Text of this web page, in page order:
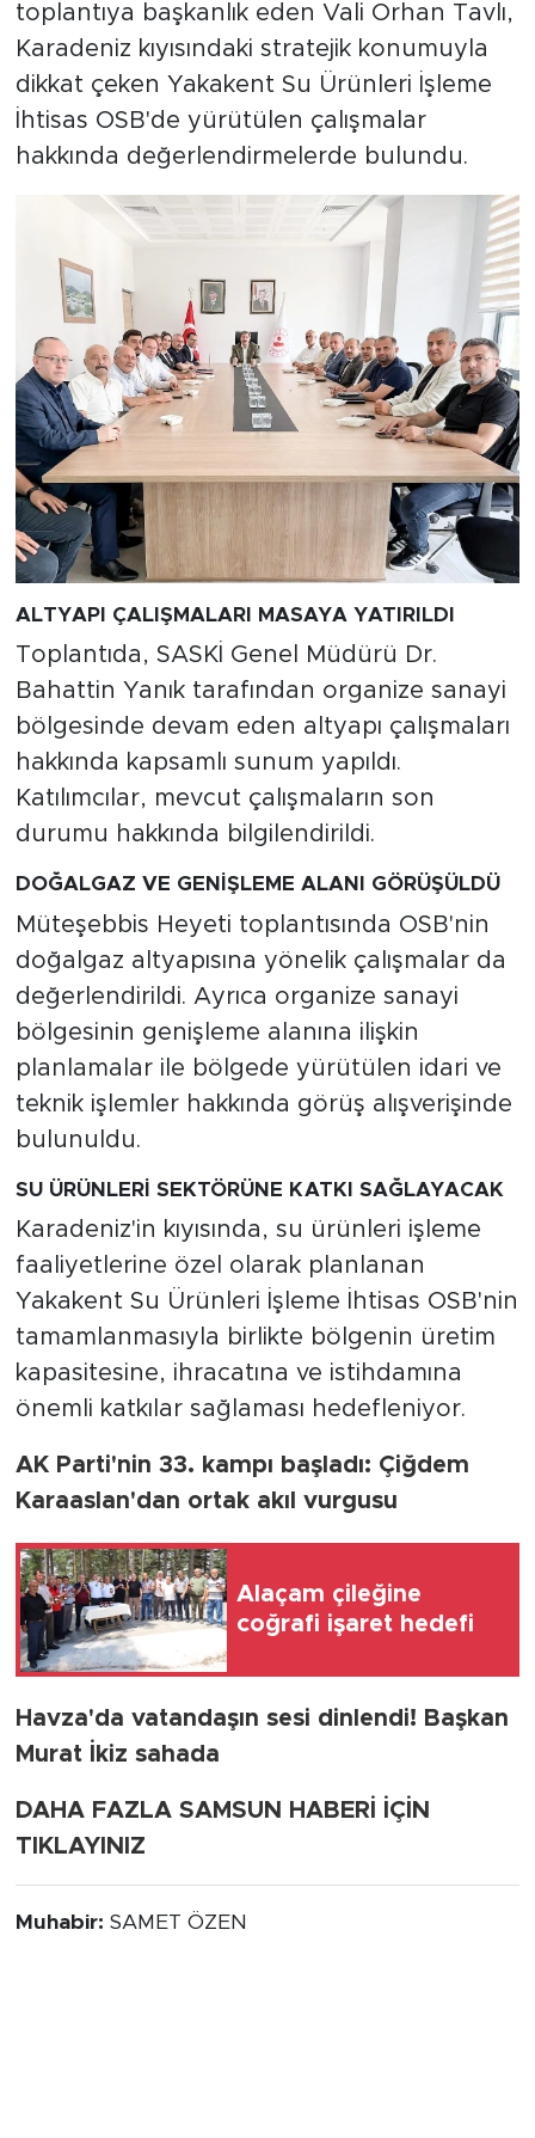
toplantıya başkanlık eden Vali Orhan Tavlı,
Karadeniz kıyısındaki stratejik konumuyla
dikkat çeken Yakakent Su Ürünleri İşleme
İhtisas OSB'de yürütülen çalışmalar
hakkında değerlendirmelerde bulundu.
ALTYAPI ÇALIŞMALARI MASAYA YATIRILDI
Toplantıda, SASKİ Genel Müdürü Dr.
Bahattin Yanık tarafından organize sanayi
bölgesinde devam eden altyapı çalışmaları
hakkında kapsamlı sunum yapıldı.
Katılımcılar, mevcut çalışmaların son
durumu hakkında bilgilendirildi.
DOĞALGAZ VE GENİŞLEME ALANI GÖRÜŞÜLDÜ
Müteşebbis Heyeti toplantısında OSB'nin
doğalgaz altyapısına yönelik çalışmalar da
değerlendirildi. Ayrıca organize sanayi
bölgesinin genişleme alanına ilişkin
planlamalar ile bölgede yürütülen idari ve
teknik işlemler hakkında görüş alışverişinde
bulunuldu.
SU ÜRÜNLERİ SEKTÖRÜNE KATKI SAĞLAYACAK
Karadeniz'in kıyısında, su ürünleri işleme
faaliyetlerine özel olarak planlanan
Yakakent Su Ürünleri İşleme İhtisas OSB'nin
tamamlanmasıyla birlikte bölgenin üretim
kapasitesine, ihracatına ve istihdamına
önemli katkılar sağlaması hedefleniyor.
AK Parti'nin 33. kampı başladı: Çiğdem
Karaaslan'dan ortak akıl vurgusu
Alaçam çileğine
coğrafi işaret hedefi
Havza'da vatandaşın sesi dinlendi! Başkan
Murat İkiz sahada
DAHA FAZLA SAMSUN HABERİ İÇİN
TIKLAYINIZ
Muhabir: SAMET ÖZEN